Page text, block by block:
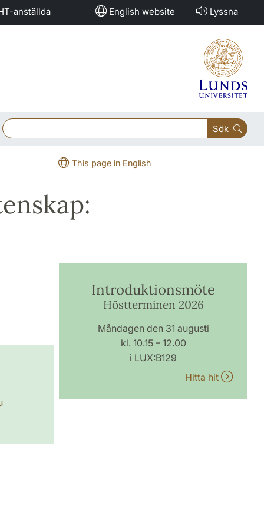
anställda English website Lyssna
Sök
This page in English
Introduktionsmöte
Höstterminen 2026
Måndagen den 31 augusti
kl. 10.15 – 12.00
i LUX:B129
Hitta hit